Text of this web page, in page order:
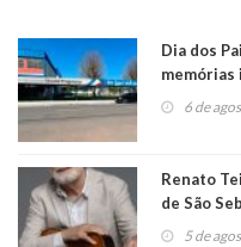
Dia dos
memórias
6 de
Renato
de São
5 de